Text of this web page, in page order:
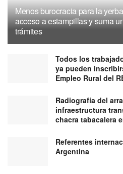
Menos burocracia para la
acceso a estampillas y suma
trámites
Todos los
ya pueden
Empleo Rural del
Radiografía del
infraestructura
chacra tabacalera
Referentes
Argentina